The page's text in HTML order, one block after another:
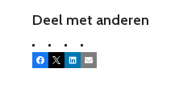
Deel met anderen
Facebook
X LinkedInE-mail